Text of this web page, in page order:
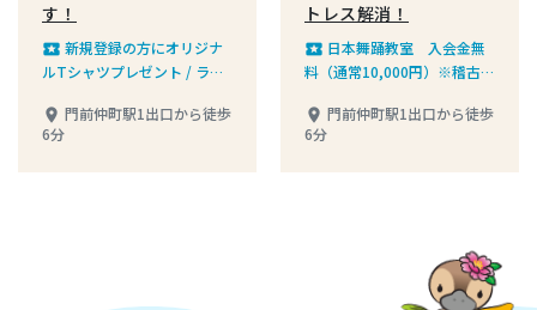
す！
local_play 新規登録の方にオリジナ
ルTシャツプレゼント / ライ
place 門前仲町駅1出口から徒歩
6分
トレス解消！
local_play 日本舞踊教室 入会金無
料（通常10,000円）※稽古用
place 門前仲町駅1出口から徒歩
6分